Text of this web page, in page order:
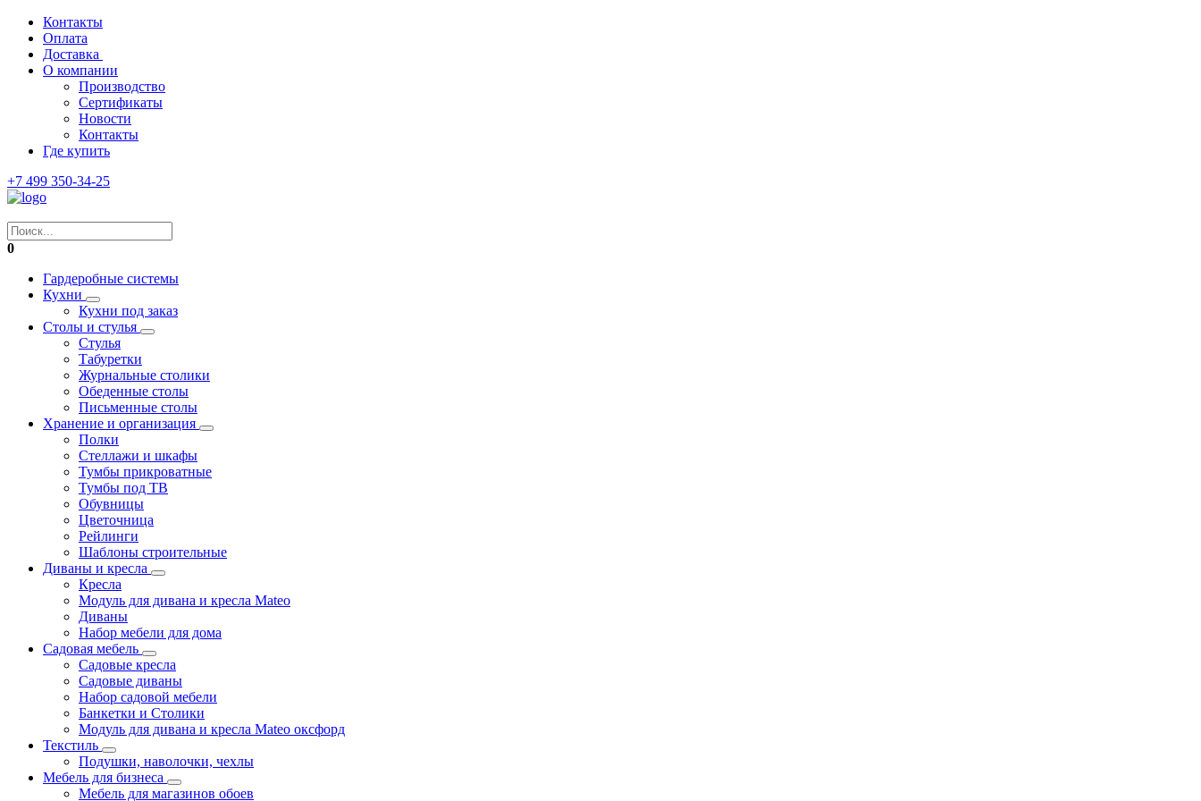
Контакты
Оплата
Доставка
О компании
Производство
Сертификаты
Новости
Контакты
Где купить
+7 499 350-34-25
0
Гардеробные системы
Кухни
Кухни под заказ
Столы и стулья
Стулья
Табуретки
Журнальные столики
Обеденные столы
Письменные столы
Хранение и организация
Полки
Стеллажи и шкафы
Тумбы прикроватные
Тумбы под ТВ
Обувницы
Цветочница
Рейлинги
Шаблоны строительные
Диваны и кресла
Кресла
Модуль для дивана и кресла Mateo
Диваны
Набор мебели для дома
Садовая мебель
Садовые кресла
Садовые диваны
Набор садовой мебели
Банкетки и Столики
Модуль для дивана и кресла Mateo оксфорд
Текстиль
Подушки, наволочки, чехлы
Мебель для бизнеса
Мебель для магазинов обоев